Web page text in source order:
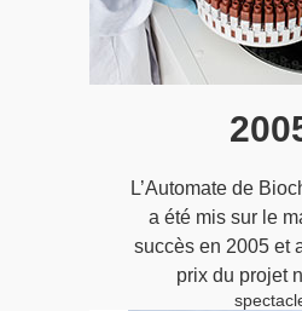
L’Automate de
a été mis sur le
succès en 2005 et
prix du projet